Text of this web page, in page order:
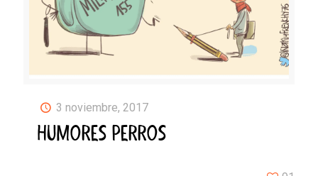
3 noviembre, 2017
HUMORES PERROS